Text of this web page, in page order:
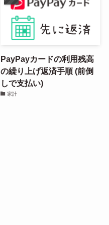
PayPayカードの利用残高
の繰り上げ返済手順 (前倒
しで支払い)
家計